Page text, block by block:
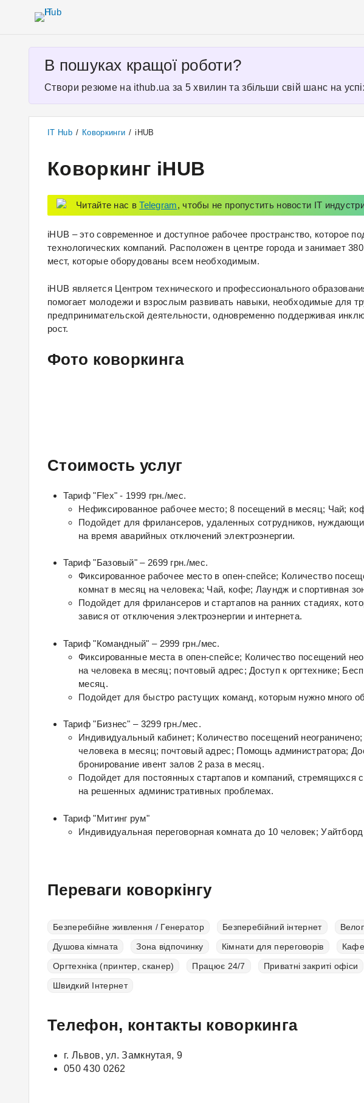
В пошуках кращої роботи?
Створи резюме на ithub.ua за 5 хвилин та збільши свій шанс на
IT Hub / Коворкинги / iHUB
Коворкинг iHUB
Читайте нас вTelegram, чтобы не пропустить новости IT
iHUB – это современное и доступное рабочее пространство, которое
технологических компаний. Расположен в центре города и занимает
мест, которые оборудованы всем необходимым.
iHUB является Центром технического и профессионального
помогает молодежи и взрослым развивать навыки, необходимые для
предпринимательской деятельности, одновременно поддерживая
рост.
Фото коворкинга
Стоимость услуг
Тариф "Flex" - 1999 грн./мес.
Нефиксированное рабочее место; 8 посещений в месяц; Чай;
Подойдет для фрилансеров, удаленных сотрудников,
на время аварийных отключений электроэнергии.
Тариф "Базовый" – 2699 грн./мес.
Фиксированное рабочее место в опен-спейсе; Количество
комнат в месяц на человека; Чай, кофе; Лаундж и спортивная
Подойдет для фрилансеров и стартапов на ранних стадиях,
завися от отключения электроэнергии и интернета.
Тариф "Командный" – 2999 грн./мес.
Фиксированные места в опен-спейсе; Количество посещений
на человека в месяц; почтовый адрес; Доступ к оргтехнике;
месяц.
Подойдет для быстро растущих команд, которым нужно много
Тариф "Бизнес" – 3299 грн./мес.
Индивидуальный кабинет; Количество посещений
человека в месяц; почтовый адрес; Помощь администратора;
бронирование ивент залов 2 раза в месяц.
Подойдет для постоянных стартапов и компаний, стремящихся
на решенных административных проблемах.
Тариф "Митинг рум"
Индивидуальная переговорная комната до 10 человек;
Переваги коворкінгу
Безперебійне живлення / Генератор Безперебійний інтернет
Душова кімната
Зона відпочинку Кімнати для переговорів
Оргтехніка (принтер, сканер)
Працює 24/7 Приватні закриті офіси
Швидкий Інтернет
Телефон, контакты коворкинга
г. Львов, ул. Замкнутая, 9
050 430 0262